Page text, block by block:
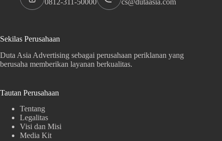
Sekilas Perusahaan
Duta Asia Advertising sebagai perusahaan periklanan yang
berusaha memberikan layanan berkualitas.
Tautan Perusahaan
Tentang
Legalitas
Visi dan Misi
Media Kit